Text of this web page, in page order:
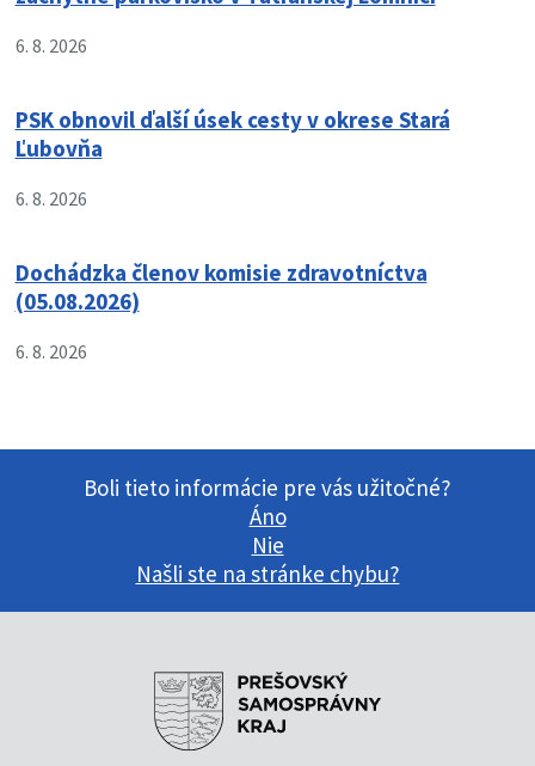
6. 8. 2026
PSK obnovil ďalší úsek cesty v okrese Stará
Ľubovňa
6. 8. 2026
Dochádzka členov komisie zdravotníctva
(05.08.2026)
6. 8. 2026
Boli tieto informácie pre vás užitočné?
Áno
Nie
Našli ste na stránke chybu?